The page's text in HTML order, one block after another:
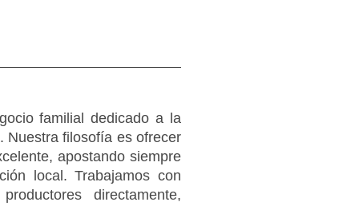
familial dedicado a la
Nuestra filosofía es ofrecer
apostando siempre
local. Trabajamos con
directamente,